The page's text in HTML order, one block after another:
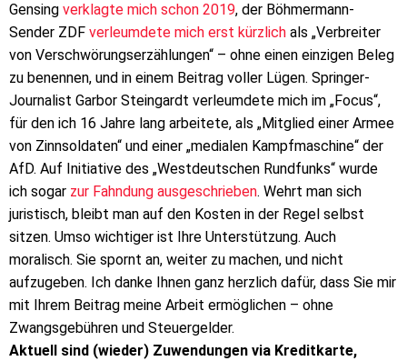
Gensing verklagte mich schon 2019, der Böhmermann-
Sender ZDF verleumdete mich erst kürzlich als „Verbreiter
von Verschwörungserzählungen“ – ohne einen einzigen Beleg
zu benennen, und in einem Beitrag voller Lügen. Springer-
Journalist Garbor Steingardt verleumdete mich im „Focus“,
für den ich 16 Jahre lang arbeitete, als „Mitglied einer Armee
von Zinn­soldaten“ und einer „medialen Kampf­maschine“ der
AfD. Auf Initiative des „Westdeutschen Rundfunks“ wurde
ich sogar zur Fahndung ausgeschrieben. Wehrt man sich
juristisch, bleibt man auf den Kosten in der Regel selbst
sitzen. Umso wichtiger ist Ihre Unterstützung. Auch
moralisch. Sie spornt an, weiter zu machen, und nicht
aufzugeben. Ich danke Ihnen ganz herzlich dafür, dass Sie mir
mit Ihrem Beitrag meine Arbeit ermöglichen – ohne
Zwangsgebühren und Steuergelder.
Aktuell sind (wieder) Zuwendungen via Kreditkarte,